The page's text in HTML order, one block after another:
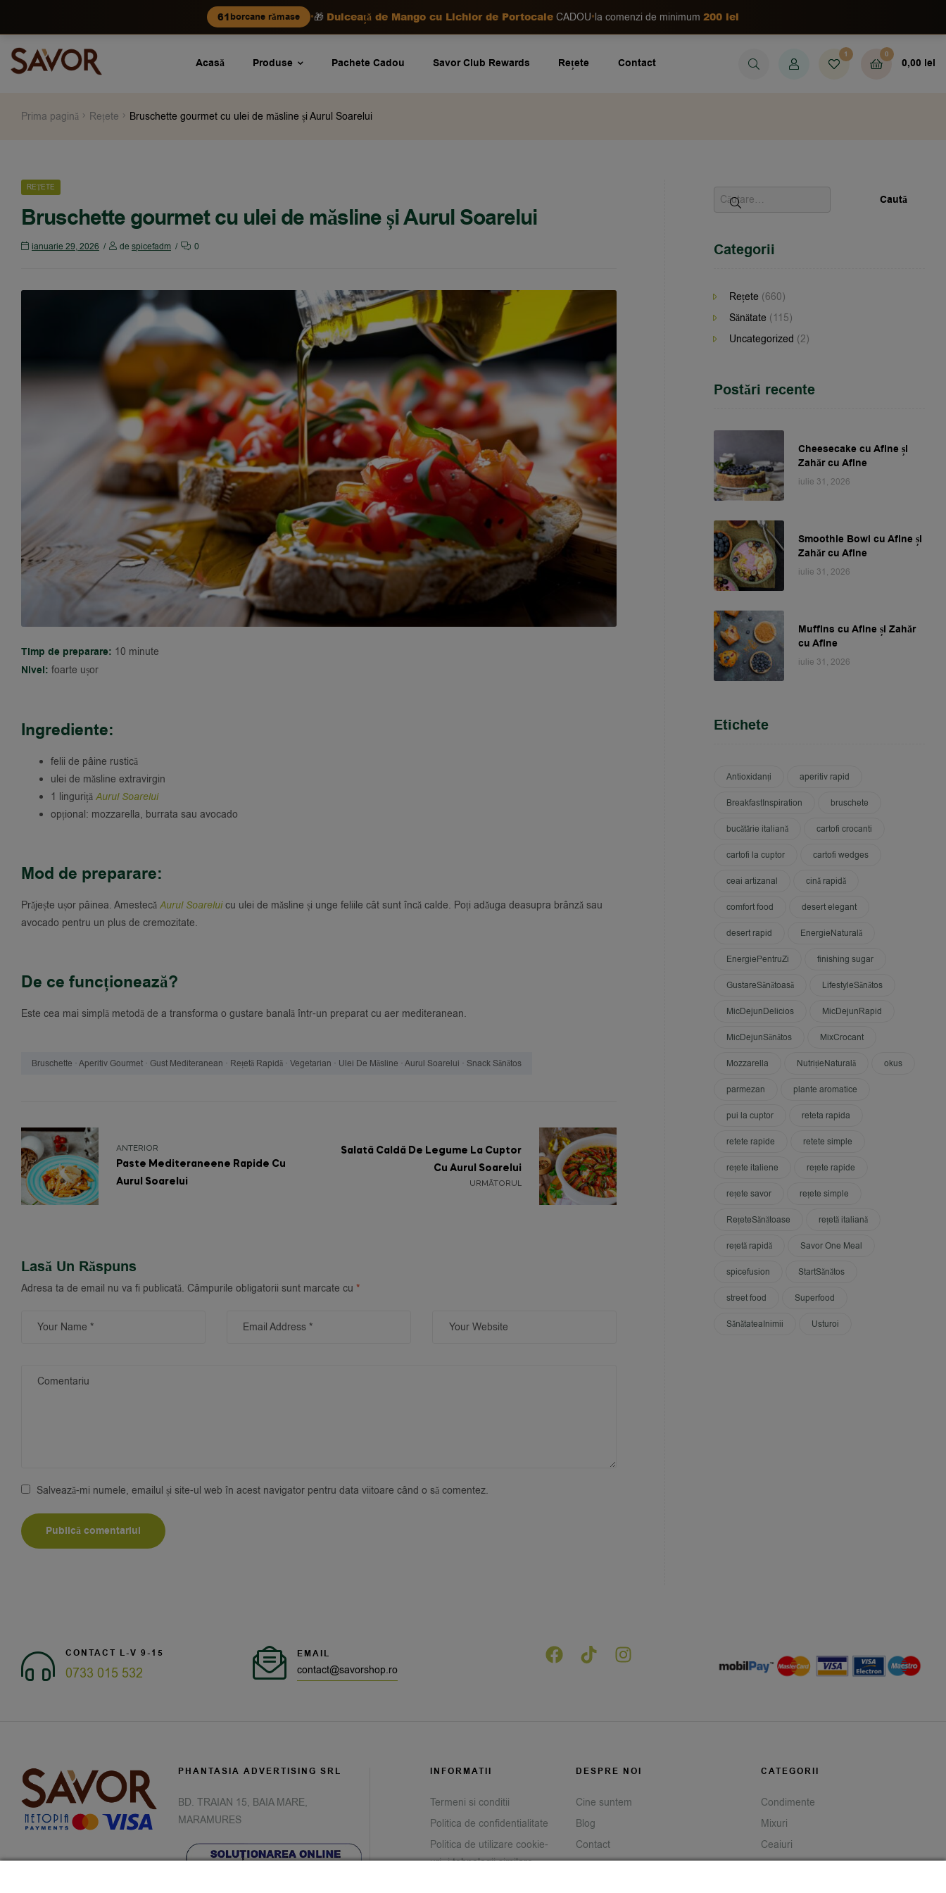
61borcane rămase •🎁 Dulceață de Mango cu Lichior de Portocale CADOU•la comenzi de minimum 200 lei
Acasă Produse Pachete Cadou Savor Club Rewards Rețete Contact
1 0
0,00 lei
Prima pagină Rețete Bruschette gourmet cu ulei de măsline și Aurul Soarelui
REȚETE
Bruschette gourmet cu ulei de măsline și Aurul Soarelui
ianuarie 29, 2026 de spicefadm 0
Timp de preparare: 10 minute
Nivel: foarte ușor
Ingrediente:
felii de pâine rustică
ulei de măsline extravirgin
1 linguriță Aurul Soarelui
opțional: mozzarella, burrata sau avocado
Mod de preparare:
Prăjește ușor pâinea. Amestecă Aurul Soareluicu ulei de măsline și unge feliile cât sunt încă calde. Poți adăuga deasupra brânză sau
avocado pentru un plus de cremozitate.
De ce funcționează?
Este cea mai simplă metodă de a transforma o gustare banală într-un preparat cu aer mediteranean.
Bruschette · Aperitiv Gourmet · Gust Mediteranean · Rețetă Rapidă · Vegetarian · Ulei De Măsline · Aurul Soarelui · Snack Sănătos
ANTERIOR
Paste Mediteraneene Rapide Cu
Aurul Soarelui
URMĂTORUL
Salată Caldă De Legume La Cuptor
Cu Aurul Soarelui
Lasă Un Răspuns
Adresa ta de email nu va fi publicată. Câmpurile obligatorii sunt marcate cu *
Salvează-mi numele, emailul și site-ul web în acest navigator pentru data viitoare când o să comentez.
Categorii
Rețete (660)
Sănătate (115)
Uncategorized (2)
Postări recente
Cheesecake cu Afine și
Zahăr cu Afine
iulie 31, 2026
Smoothie Bowl cu Afine și
Zahăr cu Afine
iulie 31, 2026
Muffins cu Afine și Zahăr
cu Afine
iulie 31, 2026
Etichete
Antioxidanți aperitiv rapid
BreakfastInspiration bruschete
bucătărie italiană cartofi crocanti
cartofi la cuptor cartofi wedges
ceai artizanal cină rapidă
comfort food desert elegant
desert rapid EnergieNaturală
EnergiePentruZi finishing sugar
GustareSănătoasă LifestyleSănătos
MicDejunDelicios MicDejunRapid
MicDejunSănătos MixCrocant
Mozzarella NutrițieNaturală okus
parmezan plante aromatice
pui la cuptor reteta rapida
retete rapide retete simple
rețete italiene rețete rapide
rețete savor rețete simple
RețeteSănătoase rețetă italiană
rețetă rapidă Savor One Meal
spicefusion StartSănătos
street food Superfood
SănătateaInimii Usturoi
CONTACT L-V 9-15
0733 015 532
EMAIL
contact@savorshop.ro
PHANTASIA ADVERTISING SRL
BD. TRAIAN 15, BAIA MARE,
MARAMURES
INFORMATII
Termeni si conditii
Politica de confidentialitate
Politica de utilizare cookie-
uri și tehnologii similare
DESPRE NOI
Cine suntem
Blog
Contact
CATEGORII
Condimente
Mixuri
Ceaiuri